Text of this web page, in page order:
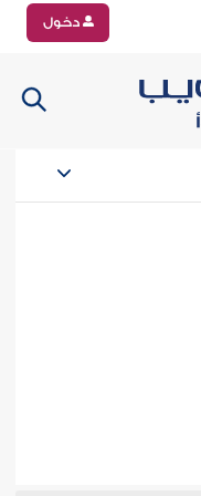
دخول